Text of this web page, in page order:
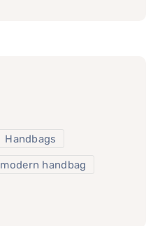
Handbags
modern handbag